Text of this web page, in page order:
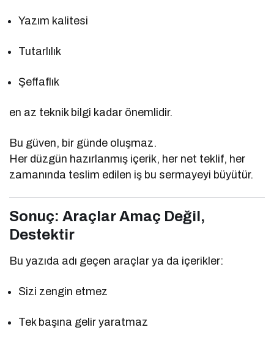
Yazım kalitesi
Tutarlılık
Şeffaflık
en az teknik bilgi kadar önemlidir.
Bu güven, bir günde oluşmaz.
Her düzgün hazırlanmış içerik, her net teklif, her
zamanında teslim edilen iş bu sermayeyi büyütür.
Sonuç: Araçlar Amaç Değil,
Destektir
Bu yazıda adı geçen araçlar ya da içerikler:
Sizi zengin etmez
Tek başına gelir yaratmaz